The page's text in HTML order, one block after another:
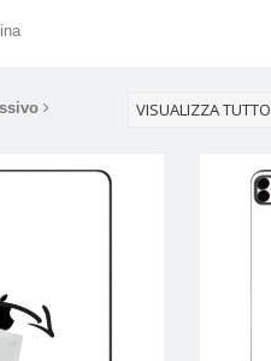
VISUALIZZA TUTTO